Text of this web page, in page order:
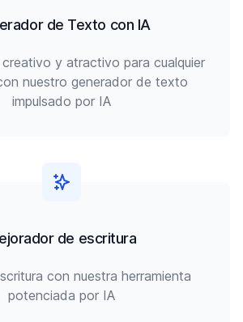
de Texto con IA
y atractivo para cualquier
nuestro generador de texto
impulsado por IA
de escritura
con nuestra herramienta
potenciada por IA